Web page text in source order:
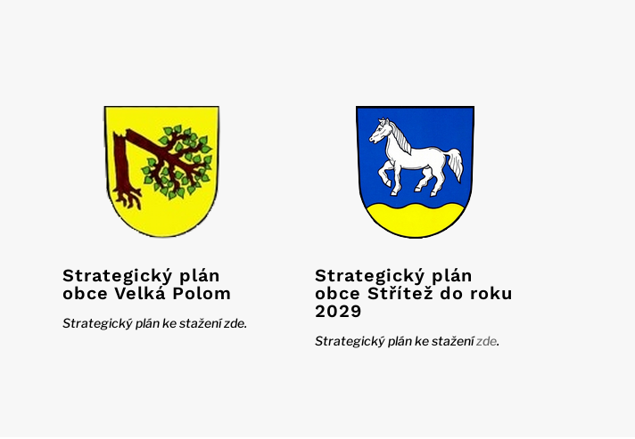
Strategický plán
obce Velká Polom
Strategický plán ke stažení zde.
Strategický plán
obce Střítež do roku
2029
Strategický plán ke staženízde.